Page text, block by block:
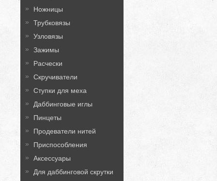
Ножницы
Трубковязы
Узловязы
Зажимы
Расчески
Скручиватели
Ступки для меха
Даббинговые иглы
Пинцеты
Продеватели нитей
Приспособления
Аксессуары
Для даббинговой скрутки